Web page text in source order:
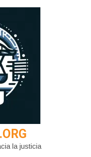
la justicia